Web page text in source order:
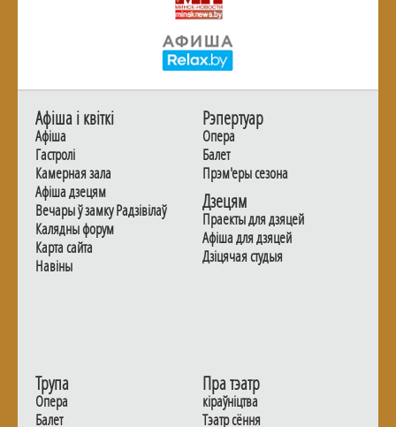
Афiша i квiткi
Афiша
Гастролi
Камерная зала
Афiша дзецям
Вечары ў замку Радзiвiлаў
Калядны форум
Карта сайта
Навiны
Рэпертуар
Опера
Балет
Прэм'еры сезона
Дзецям
Праекты для дзяцей
Афiша для дзяцей
Дзiцячая студыя
Трупа
Опера
Балет
Пра тэатр
кіраўніцтва
Тэатр сёння